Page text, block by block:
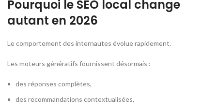
Pourquoi le SEO local change
autant en 2026
Le comportement des internautes évolue rapidement.
Les moteurs génératifs fournissent désormais :
des réponses complètes,
des recommandations contextualisées,